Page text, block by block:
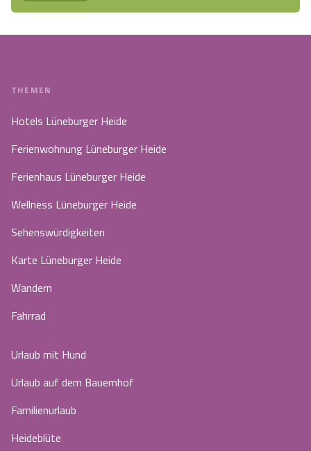
THEMEN
Hotels Lüneburger Heide
Ferienwohnung Lüneburger Heide
Ferienhaus Lüneburger Heide
Wellness Lüneburger Heide
Sehenswürdigkeiten
Karte Lüneburger Heide
Wandern
Fahrrad
Urlaub mit Hund
Urlaub auf dem Bauernhof
Familienurlaub
Heideblüte